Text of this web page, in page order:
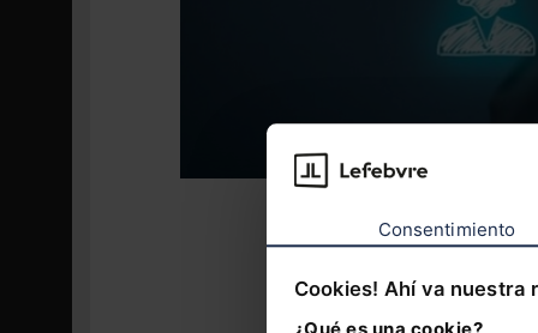
Consentimiento
Cookies! Ahí va nuestra
Por
'secreto de
primer lugar,